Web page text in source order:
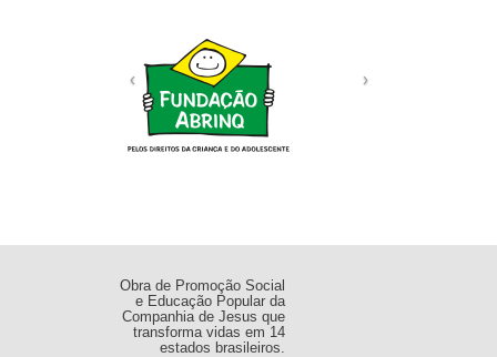
Obra de Promoção Social
e Educação Popular da
Companhia de Jesus que
transforma vidas em 14
estados brasileiros.